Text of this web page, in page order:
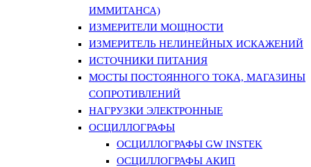
ИММИТАНСА)
ИЗМЕРИТЕЛИ МОЩНОСТИ
ИЗМЕРИТЕЛЬ НЕЛИНЕЙНЫХ ИСКАЖЕНИЙ
ИСТОЧНИКИ ПИТАНИЯ
МОСТЫ ПОСТОЯННОГО ТОКА, МАГАЗИНЫ
СОПРОТИВЛЕНИЙ
НАГРУЗКИ ЭЛЕКТРОННЫЕ
ОСЦИЛЛОГРАФЫ
ОСЦИЛЛОГРАФЫ GW INSTEK
ОСЦИЛЛОГРАФЫ АКИП